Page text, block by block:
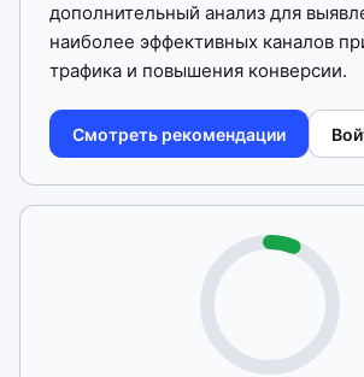
дополнительный анализ для
наиболее эффективных каналов
трафика и повышения конверсии.
Смотреть рекомендации